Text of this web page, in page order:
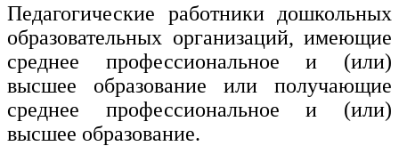
Педагогические работники дошкольных
образовательных организаций, имеющие
среднее профессиональное и (или)
высшее образование или получающие
среднее профессиональное и (или)
высшее образование.